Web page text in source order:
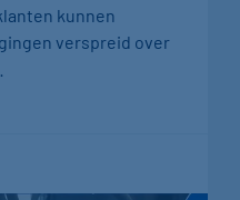
kunnen
verspreid over